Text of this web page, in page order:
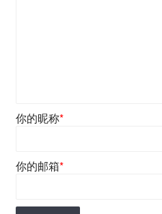
你的昵称*
你的邮箱*